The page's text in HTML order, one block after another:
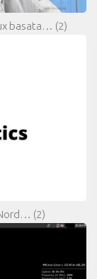
basata… (2)
(2)